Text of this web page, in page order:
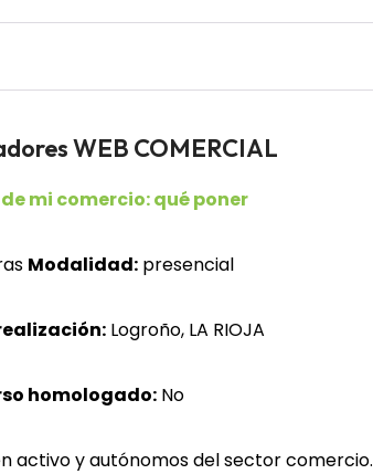
WEB COMERCIAL
de mi comercio: qué poner
Modalidad: presencial
Logroño, LA RIOJA
homologado: No
activo y autónomos del sector comercio.